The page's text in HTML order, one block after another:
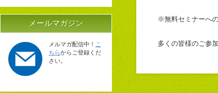
※無料セミナーへ
多くの皆様のご参
メールマガジン
メルマガ配信中！ こ
ちらからご登録くだ
さい。